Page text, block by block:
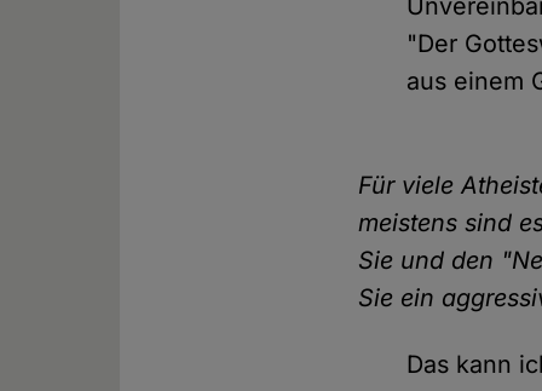
"Der
aus einem
Für viele
meistens sind
Sie und den
Sie ein
Das kann